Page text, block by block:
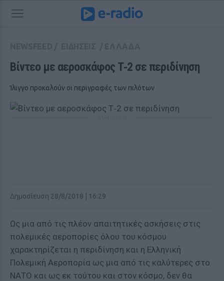
Βίντεο με αεροσκάφος Τ‑2 σε περιδίνηση
Ίλιγγο προκαλούν οι περιγραφές των πιλότων
Δημοσίευση 28/8/2018 | 16:29
Ως μια από τις πλέον απαιτητικές ασκήσεις στις
πολεμικές αεροπορίες όλου του κόσμου
χαρακτηρίζεται η περιδίνηση και η Ελληνική
Πολεμική Αεροπορία ως μια από τις καλύτερες στο
ΝΑΤΟ και ως εκ τούτου και στον κόσμο, δεν θα